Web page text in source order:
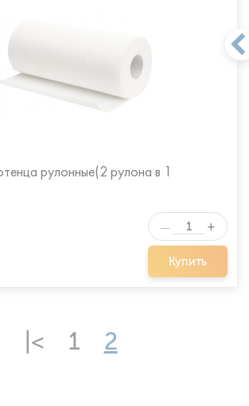
рулонные(2 рулона в 1
Купить
— +
|< 1 2